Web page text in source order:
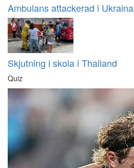
Ambulans attackerad i Ukraina
Skjutning i skola i Thailand
Quiz